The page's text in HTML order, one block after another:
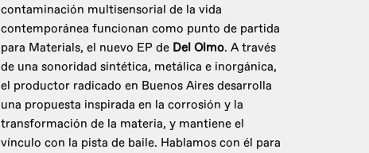
contaminación multisensorial de la vida
contemporánea funcionan como punto de partida
para Materials, el nuevo EP de Del Olmo. A través
de una sonoridad sintética, metálica e inorgánica,
el productor radicado en Buenos Aires desarrolla
una propuesta inspirada en la corrosión y la
transformación de la materia, y mantiene el
vínculo con la pista de baile. Hablamos con él para